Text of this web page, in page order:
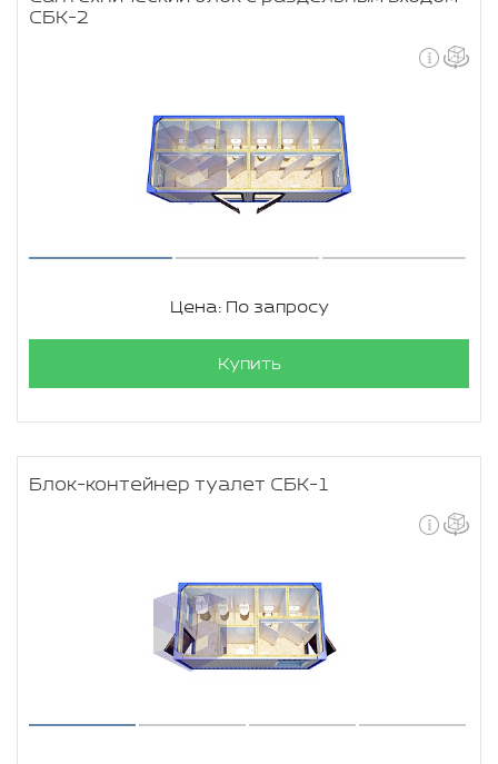
СБК-2
Цена: По запросу
Купить
Блок-контейнер туалет СБК-1